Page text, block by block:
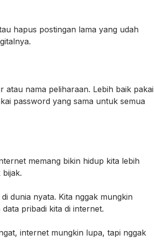
hapus postingan lama yang udah
atau nama peliharaan. Lebih baik pakai
password yang sama untuk semua
memang bikin hidup kita lebih
dunia nyata. Kita nggak mungkin
pribadi kita di internet.
internet mungkin lupa, tapi nggak